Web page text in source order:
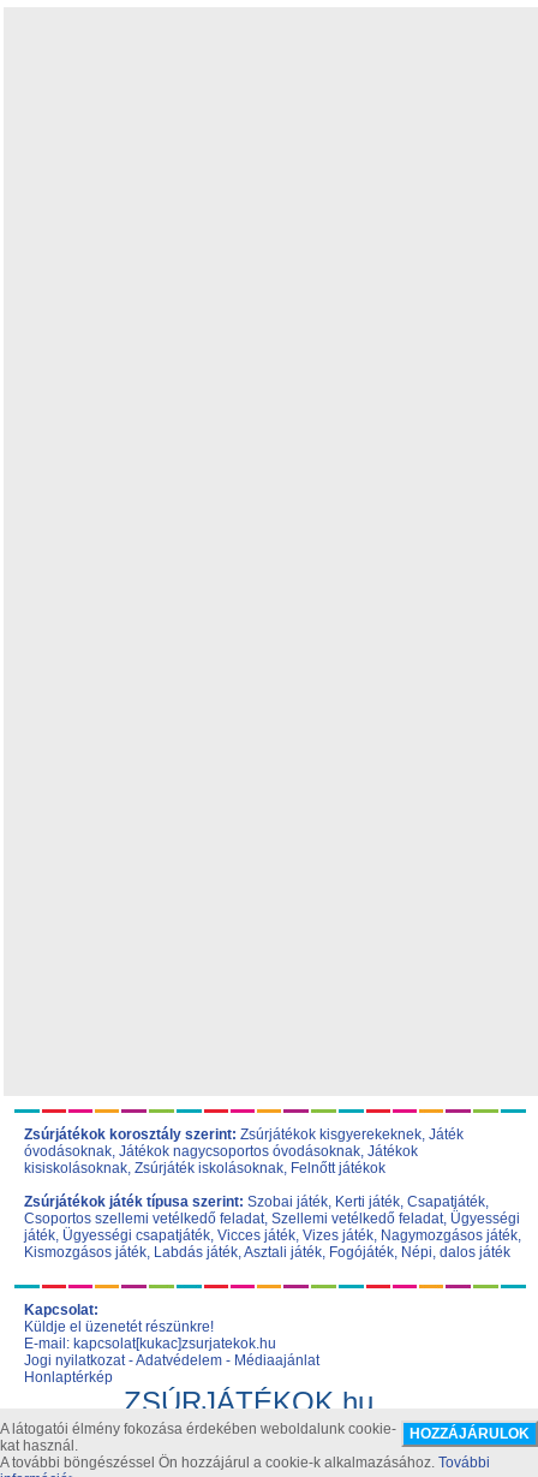
Zsúrjátékok korosztály szerint: Zsúrjátékok kisgyerekeknek, Játék
óvodásoknak, Játékok nagycsoportos óvodásoknak, Játékok
kisiskolásoknak, Zsúrjáték iskolásoknak, Felnőtt játékok
Zsúrjátékok játék típusa szerint: Szobai játék, Kerti játék, Csapatjáték,
Csoportos szellemi vetélkedő feladat, Szellemi vetélkedő feladat, Ügyességi
játék, Ügyességi csapatjáték, Vicces játék, Vizes játék, Nagymozgásos játék,
Kismozgásos játék, Labdás játék,Asztali játék, Fogójáték, Népi, dalos játék
Kapcsolat:
Küldje el üzenetét részünkre!
E-mail: kapcsolat[kukac]zsurjatekok.hu
Jogi nyilatkozat-Adatvédelem - Médiaajánlat
Honlaptérkép
ZSÚRJÁTÉKOK.hu
Szülinapi játékok, zsúr játék, születésnapi zsúr ötletek
A látogatói élmény fokozása érdekében weboldalunk cookie-
kat használ.
A további böngészéssel Ön hozzájárul a cookie-k alkalmazásához. További